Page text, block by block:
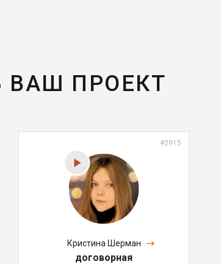
ВАШ ПРОЕКТ
#2915
Кристина Шерман
договорная